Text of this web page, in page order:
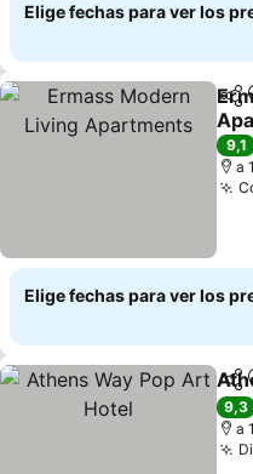
Elige fechas para ver los
9,1
a
Elige fechas para ver los
9,3
a